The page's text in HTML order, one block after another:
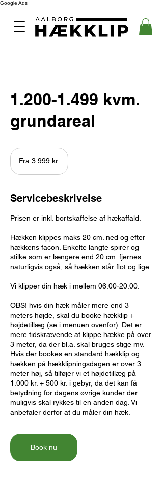
Google Ads
1.200-1.499 kvm.
grundareal
Fra
3.999
danske
kroner
Fra 3.999 kr.
Servicebeskrivelse
Prisen er inkl. bortskaffelse af hækaffald.
Hækken klippes maks 20 cm. ned og efter
hækkens facon. Enkelte langte spirer og
stilke som er længere end 20 cm. fjernes
naturligvis også, så hækken står flot og lige.
Vi klipper din hæk i mellem 06.00-20.00.
OBS! hvis din hæk måler mere end 3
meters højde, skal du booke hækklip +
højdetillæg (se i menuen ovenfor). Det er
mere tidskrævende at klippe hække på over
3 meter, da der bl.a. skal bruges stige mv.
Hvis der bookes en standard hækklip og
hækken på hækklipningsdagen er over 3
meter høj, så tilføjer vi et højdetillæg på
1.000 kr. + 500 kr. i gebyr, da det kan få
betydning for dagens øvrige kunder der
muligvis skal rykkes til en anden dag. Vi
anbefaler derfor at du måler din hæk.
Book nu